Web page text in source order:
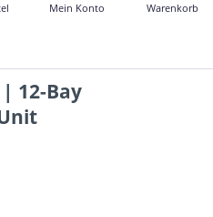
Mein Konto Warenkorb
| 12-Bay